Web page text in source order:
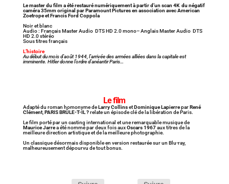
Le master du film a été restauré numériquement à partir d’un scan 4K du négatif
caméra 35mm original par Paramount Pictures en association avec American
Zoetrope et Francis Ford Coppola
Noir et blanc
Audio : Français Master Audio DTS HD 2.0 mono– Anglais Master Audio DTS
HD 2.0 stéréo
Sous titres français
L’histoire
Au début du mois d’août 1944, l’arrivée des armées alliées dans la capitale est
imminente. Hitler donne l’ordre d’anéantir Paris…
Le film
Adapté du roman homonyme deLarry CollinsetDominique LapierreparRené
Clément, PARIS BRÛLE-T-IL ?relate un épisode clé de la libération de Paris.
Le film porté par un casting international et une remarquable musique de
Maurice Jarrea été nommé par deux fois auxOscars 1967aux titres de la
meilleure direction artistique et de la meilleure photographie.
Un classique désormais disponible en version restaurée sur un Blu-ray,
malheureusement dépourvu de tout bonus.